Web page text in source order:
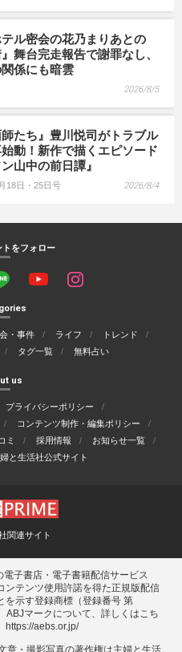
ル密会の花乃まりあとの
』舞台完走報告で謝罪なし、
係にも暗雲
2026/8/5
たち』豊川悦司がトラブル
動！新作で描くエピソード
山中の前日譚』
18日・25日号 2026/8/4
をフォロー
・事件 ライフ
トレンド
タグ一覧 無料占い
us
プライバシーポリシー
コンテンツ制作・編集ポリシー
ミ 採用情報
お知らせ一覧
と生活社公式サイト
関連サイト
電子書店・電子書籍配信サービス
ンテンツ使用許諾を得た正規版配信
を示す登録商標（登録番号 第
ABJマークについて、詳しくはこち
https://aebs.or.jp/
章・撮影写真の著作権は主婦と⽣活